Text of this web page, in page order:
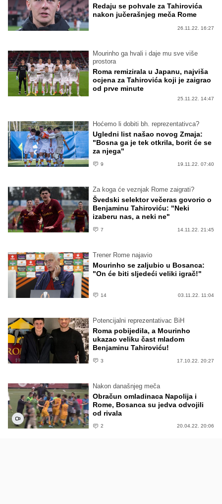
Redaju se pohvale za Tahirovića
nakon jučerašnjeg meča Rome
26.11.22. 16:27
Mourinho ga hvali i daje mu sve više
prostora
Roma remizirala u Japanu, najviša
ocjena za Tahirovića koji je zaigrao
od prve minute
25.11.22. 14:47
Hoćemo li dobiti bh. reprezentativca?
Ugledni list našao novog Zmaja:
"Bosna ga je tek otkrila, borit će se
za njega"
9 19.11.22. 07:40
Za koga će veznjak Rome zaigrati?
Švedski selektor večeras govorio o
Benjaminu Tahiroviću: "Neki
izaberu nas, a neki ne"
7 14.11.22. 21:45
Trener Rome najavio
Mourinho se zaljubio u Bosanca:
"On će biti sljedeći veliki igrač!"
14 03.11.22. 11:04
Potencijalni reprezentativac BiH
Roma pobijedila, a Mourinho
ukazao veliku čast mladom
Benjaminu Tahiroviću!
3 17.10.22. 20:27
Nakon današnjeg meča
Obračun omladinaca Napolija i
Rome, Bosanca su jedva odvojili
od rivala
2 20.04.22. 20:06